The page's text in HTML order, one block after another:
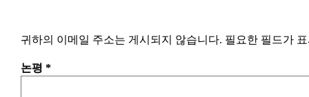
귀하의 이메일 주소는 게시되지 않습니다. 필요한 필드가
논평 *